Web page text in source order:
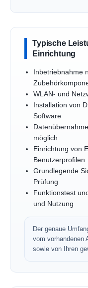
Typische
Einrichtung
Inbetriebnahme
WLAN- und
Installation von
Software
möglich
Einrichtung von
Benutzerprofilen
Grundlegende
Prüfung
Funktionstest
und Nutzung
Der genaue
vom vorhandenen
sowie von Ihren